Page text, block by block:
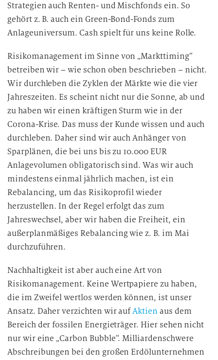
Strategien auch Renten- und Mischfonds ein. So
gehört z. B. auch ein Green-Bond-Fonds zum
Anlageuniversum. Cash spielt für uns keine Rolle.
Risikomanagement im Sinne von „Markttiming“
betreiben wir – wie schon oben beschrieben – nicht.
Wir durchleben die Zyklen der Märkte wie die vier
Jahreszeiten. Es scheint nicht nur die Sonne, ab und
zu haben wir einen kräftigen Sturm wie in der
Corona-Krise. Das muss der Kunde wissen und auch
durchleben. Daher sind wir auch Anhänger von
Sparplänen, die bei uns bis zu 10.000 EUR
Anlagevolumen obligatorisch sind. Was wir auch
mindestens einmal jährlich machen, ist ein
Rebalancing, um das Risikoprofil wieder
herzustellen. In der Regel erfolgt das zum
Jahreswechsel, aber wir haben die Freiheit, ein
außerplanmäßiges Rebalancing wie z. B. im Mai
durchzuführen.
Nachhaltigkeit ist aber auch eine Art von
Risikomanagement. Keine Wertpapiere zu haben,
die im Zweifel wertlos werden können, ist unser
Ansatz. Daher verzichten wir aufAktien aus dem
Bereich der fossilen Energieträger. Hier sehen nicht
nur wir eine „Carbon Bubble“. Milliardenschwere
Abschreibungen bei den großen Erdölunternehmen